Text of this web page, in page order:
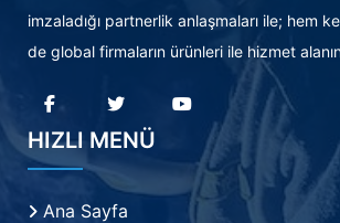
imzaladığı partnerlik anlaşmaları ile; hem
de global firmaların ürünleri ile hizmet
HIZLI MENÜ
Ana Sayfa